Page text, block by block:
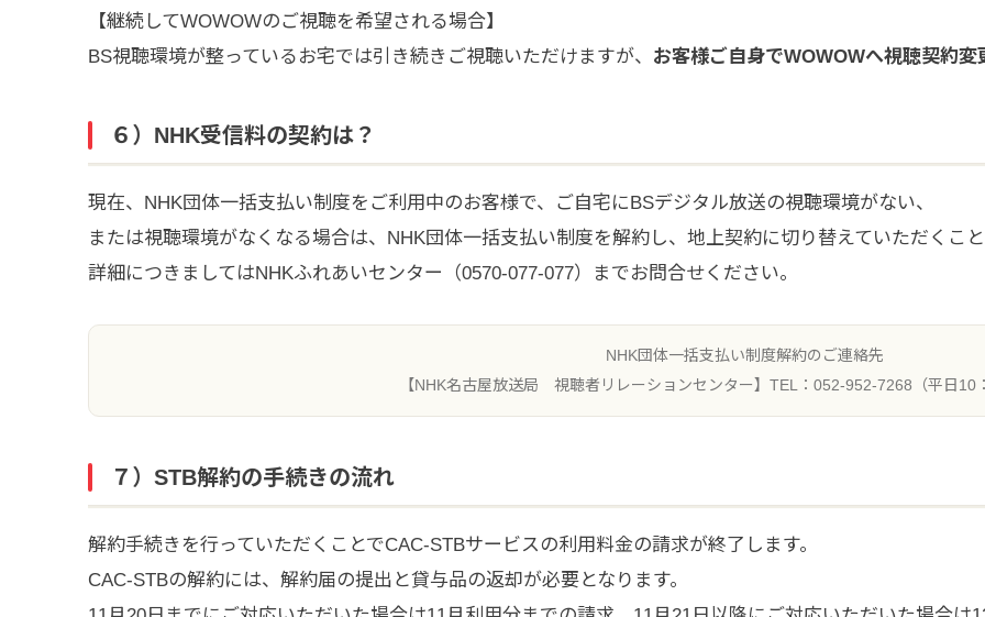
【継続してWOWOWのご視聴を希望される場合】
BS視聴環境が整っているお宅では引き続きご視聴いただけますが、 お客様ご自身でWOWOWへ視聴契約
６）NHK受信料の契約は？
現在、NHK団体一括支払い制度をご利用中のお客様で、ご自宅にBSデジタル放送の視聴環境がない、
または視聴環境がなくなる場合は、NHK団体一括支払い制度を解約し、地上契約に切り替えていただくこ
詳細につきましてはNHKふれあいセンター（0570-077-077）までお問合せください。
NHK団体一括支払い制度解約のご連絡先
【NHK名古屋放送局 視聴者リレーションセンター】TEL：052-952-7268（平日10
７）STB解約の手続きの流れ
解約手続きを行っていただくことでCAC-STBサービスの利用料金の請求が終了します。
CAC-STBの解約には、解約届の提出と貸与品の返却が必要となります。